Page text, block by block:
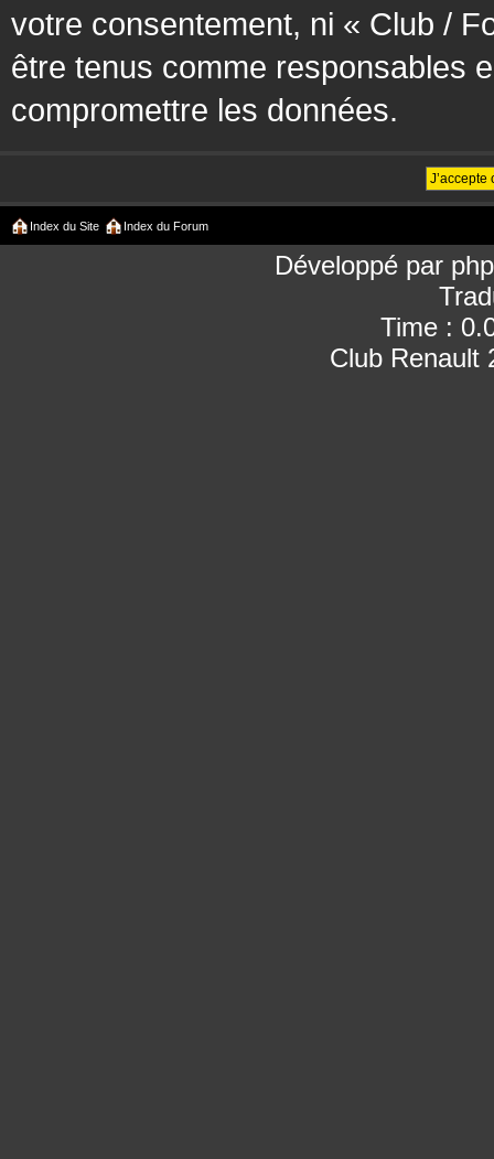
votre consentement, ni « Club /
être tenus comme responsables
compromettre les données.
Index du Site Index du Forum
Développé par
Time :
Club Renault